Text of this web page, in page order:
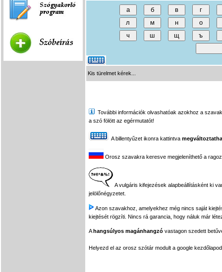
Kis türelmet kérek...
További információk olvashatóak azokhoz a
a szó fölött az egérmutatót!
A billentyűzet ikonra kattintva
Orosz szavakra keresve megjeleníthető a
A vulgáris kifejezések alapbeállításként ki
jelölőnégyzetet.
Azon szavakhoz, amelyekhez még nincs saját
kiejtését rögzíti. Nincs rá garancia, hogy náluk már
Ahangsúlyos magánhangzó vastagon szedett
Helyezd el az orosz szótár modult a google